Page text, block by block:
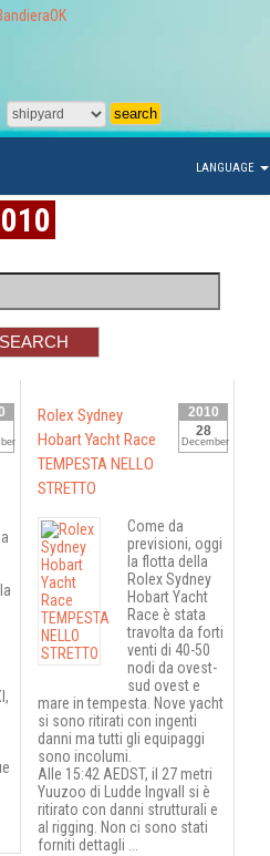
LANGUAGE
2010
28
December
Rolex Sydney
Hobart Yacht Race
TEMPESTA NELLO
STRETTO
Come da
previsioni, oggi
la flotta della
Rolex Sydney
Hobart Yacht
Race è stata
travolta da forti
venti di 40-50
nodi da ovest-
sud ovest e
mare in tempesta. Nove yacht
si sono ritirati con ingenti
danni ma tutti gli equipaggi
sono incolumi.
Alle 15:42 AEDST, il 27 metri
Yuuzoo di Ludde Ingvall si è
ritirato con danni strutturali e
al rigging. Non ci sono stati
forniti dettagli ...